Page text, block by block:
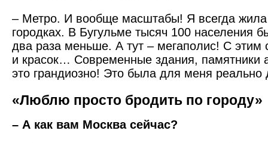
– Метро. И вообще масштабы! Я всегда жила
городках. В Бугульме тысяч 100 населения
два раза меньше. А тут – мегаполис! С этим
и красок… Современные здания, памятники
это грандиозно! Это была для меня реально
«Люблю просто бродить по городу»
– А как вам Москва сейчас?